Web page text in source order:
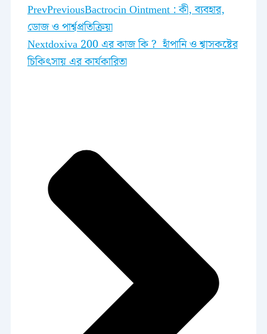
PrevPreviousBactrocin Ointment : কী, ব্যবহার,
ডোজ ও পার্শ্বপ্রতিক্রিয়া
Nextdoxiva 200 এর কাজ কি ? হাঁপানি ও শ্বাসকষ্টের
চিকিৎসায় এর কার্যকারিতা